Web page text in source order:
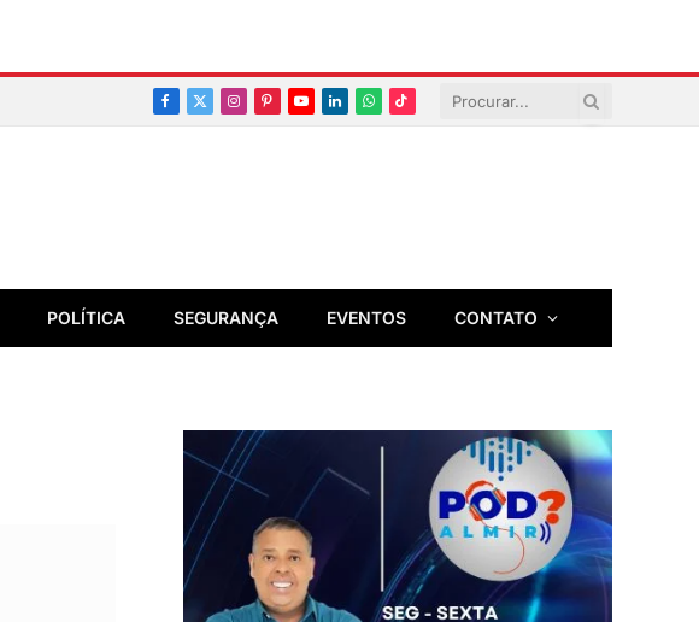
Facebook
X
Instagram
PinterestYouTubeLinkedInWhatsapp
TikTok
POLÍTICA SEGURANÇA EVENTOS CONTATO